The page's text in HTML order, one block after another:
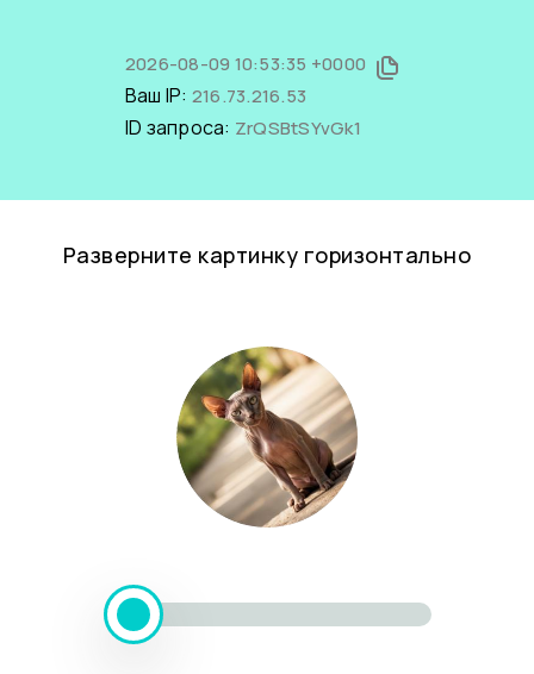
2026-08-09 10:53:35 +0000
Ваш IP: 216.73.216.53
ID запроса: ZrQSBtSYvGk1
Разверните картинку горизонтально